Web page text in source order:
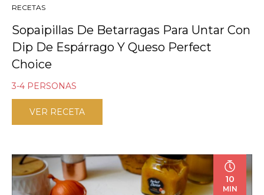
RECETAS
Sopaipillas De Betarragas Para Untar Con
Dip De Espárrago Y Queso Perfect
Choice
3-4 PERSONAS
VER RECETA
10
MIN